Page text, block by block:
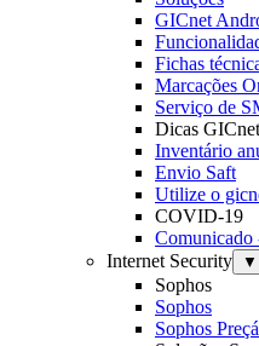
GICnet
Fichas
Marcações
Serviço de
Dicas GICnet
Inventário
Envio Saft
Utilize o
COVID-19
Internet Security
▼
Sophos
Sophos
Sophos